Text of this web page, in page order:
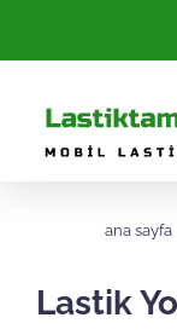
ana sayfa
Lastik